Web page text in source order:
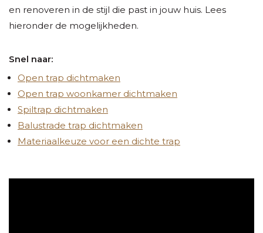
en renoveren in de stijl die past in jouw huis. Lees
hieronder de mogelijkheden.
Snel naar:
Open trap dichtmaken
Open trap woonkamer dichtmaken
Spiltrap dichtmaken
Balustrade trap dichtmaken
Materiaalkeuze voor een dichte trap